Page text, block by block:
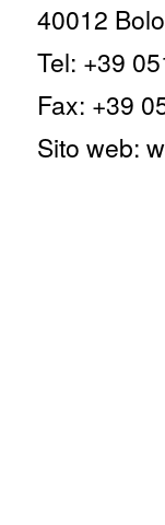
40012
Tel: +39
Fax: +39
Sito web: